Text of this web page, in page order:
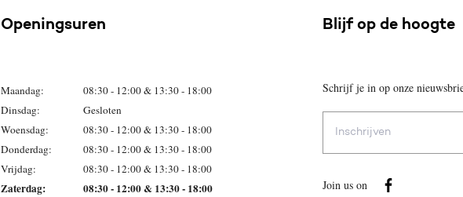
Openingsuren
Maandag:
08:30 - 12:00 & 13:30 - 18:00
Dinsdag:
Gesloten
Woensdag:
08:30 - 12:00 & 13:30 - 18:00
Donderdag:
08:30 - 12:00 & 13:30 - 18:00
Vrijdag:
08:30 - 12:00 & 13:30 - 18:00
Zaterdag: 08:30 - 12:00 & 13:30 - 18:00
Blijf op de hoogte
Schrijf je in op onze
mailadres
Join us on